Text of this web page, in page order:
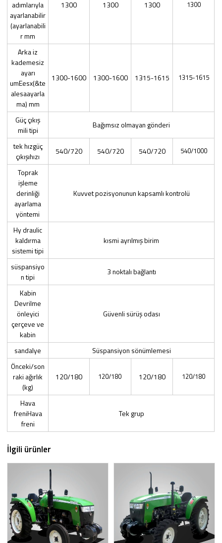
adımlarıyla
ayarlanabilir
(ayarlanabili
r mm
1300 1300 1300 1300
Arka iz
kademesiz
ayarı
umEesx(&te
alesaayarla
ma) mm
1300-1600 1300-1600 1315-1615 1315-1615
Güç çıkış
mili tipi
Bağımsız olmayan gönderi
tek hızgüç
çıkışıhızı
540/720 540/720 540/720 540/1000
Toprak
işleme
derinliği
ayarlama
yöntemi
Kuvvet pozisyonunun kapsamlı kontrolü
Hy draulic
kaldırma
sistemi tipi
kısmi ayrılmış birim
süspansiyo
n tipi
3 noktalı bağlantı
Kabin
Devrilme
önleyici
çerçeve ve
kabin
Güvenli sürüş odası
sandalye
Süspansiyon sönümlemesi
Önceki/son
raki ağırlık
(kg)
120/180 120/180 120/180 120/180
Hava
freniHava
freni
Tek grup
İlgili ürünler